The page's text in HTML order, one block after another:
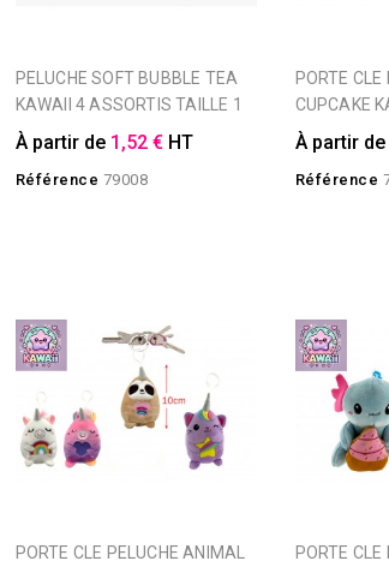
PELUCHE SOFT BUBBLE TEA
KAWAII 4 ASSORTIS TAILLE 1
À partir de 1,52 € HT
Référence 79008
PORTE CLE PELUCHE
CUPCAKE
À partir de
Référence
PORTE CLE PELUCHE ANIMAL
PORTE CLE PELUCHE